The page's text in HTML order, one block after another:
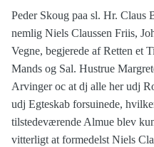
Peder Skoug paa sl. Hr. Claus
nemlig Niels Claussen Friis,
Vegne, begjerede af Retten et
Mands og Sal. Hustrue
Arvinger oc at dj alle her udj
udj Egteskab forsuinede,
tilstedeværende Almue blev
vitterligt at formedelst Niels